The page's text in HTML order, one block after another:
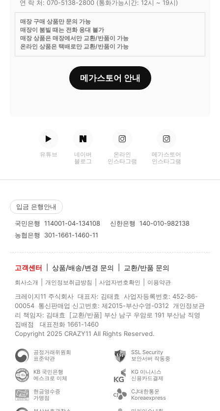
연 락 처: 070-5138-2800 (통화가능시간: 12시 ~ 19시)
매장 구매 상품만 문의 가능
매장이 붐빌 때는 전화 응대 불가
매장 상품은 매장에서만 교환/반품이 가능
온라인 상품은 택배로만 교환/반품이 가능
메가스토어 안내
유튜브
네이버
블로그
온라인
인스타그램
메가스토어
인스타그램
입금 은행안내
국민은행 114001-04-134108 신한은행 140-010-982138
농협은행 301-1661-1460-11
고객센터 상품/배송/변경 문의 교환/반품 문의
회사소개 개인정보취급방침 사업자번호확인 이용약관
크레이지11 주식회사 대표자: 김태효 사업자등록번호: 452-86-
00054 통신판매업 신고번호: 제2015-부산수영-0312 개인정보관
리 책임자: 김태효 [교환/반품] 부산 남구 우암로 191 부산남 직영
집배점 대표전화 1661-1460
Copyright 2025 CRAZY11 All Rights Reserved.
공정거래위원회
표준약관
SSL Security
보안서버 작동중
KB 국민은행
에스크로 이체
KG 이니시스
신용카드결제
현금영수증
가맹점
CJ대한통운
Koreaexpress